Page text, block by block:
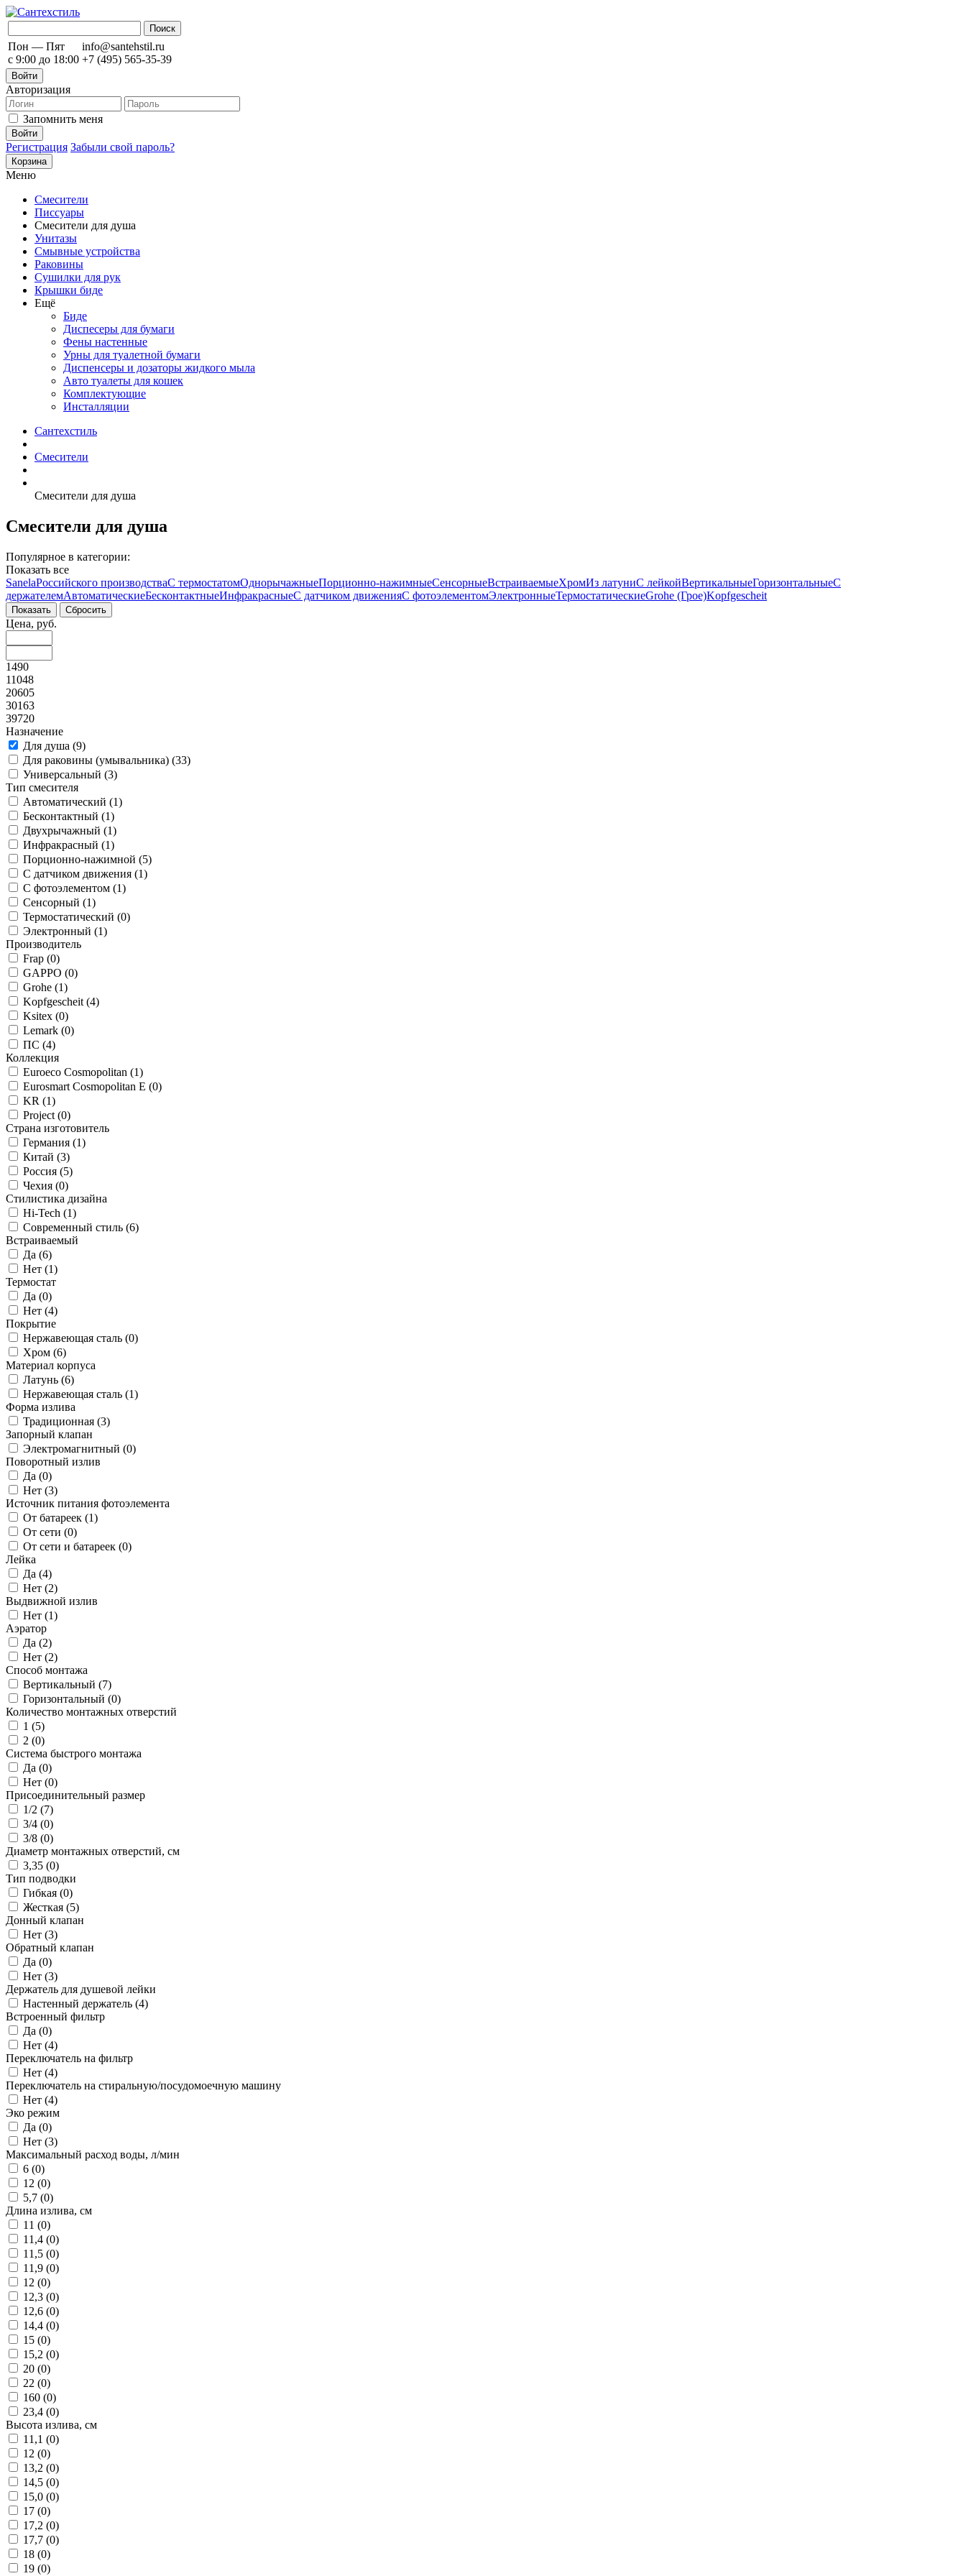
Пон — Пят
с 9:00 до 18:00
info@santehstil.ru
+7 (495) 565-35-39
Войти
Авторизация
Запомнить меня
Регистрация Забыли свой пароль?
Корзина
Меню
Смесители
Писсуары
Смесители для душа
Унитазы
Смывные устройства
Раковины
Сушилки для рук
Крышки биде
Ещё
Биде
Диспесеры для бумаги
Фены настенные
Урны для туалетной бумаги
Диспенсеры и дозаторы жидкого мыла
Авто туалеты для кошек
Комплектующие
Инсталляции
Сантехстиль
Смесители
Смесители для душа
Смесители для душа
Популярное в категории:
Показать все
SanelaРоссийского производстваС термостатомОднорычажныеПорционно-нажимныеСенсорныеВстраиваемыеХромИз латуниС лейкойВертикальныеГоризонтальныеС
держателемАвтоматическиеБесконтактныеИнфракрасныеС датчиком движенияС фотоэлементомЭлектронныеТермостатическиеGrohe (Грое)Kopfgescheit
Цена, руб.
1490
11048
20605
30163
39720
Назначение
Для душа (9)
Для раковины (умывальника) (33)
Универсальный (3)
Тип смесителя
Автоматический (1)
Бесконтактный (1)
Двухрычажный (1)
Инфракрасный (1)
Порционно-нажимной (5)
С датчиком движения (1)
С фотоэлементом (1)
Сенсорный (1)
Термостатический (0)
Электронный (1)
Производитель
Frap (0)
GAPPO (0)
Grohe (1)
Kopfgescheit (4)
Ksitex (0)
Lemark (0)
ПС (4)
Коллекция
Euroeco Cosmopolitan (1)
Eurosmart Cosmopolitan E (0)
KR (1)
Project (0)
Страна изготовитель
Германия (1)
Китай (3)
Россия (5)
Чехия (0)
Стилистика дизайна
Hi-Tech (1)
Современный стиль (6)
Встраиваемый
Да (6)
Нет (1)
Термостат
Да (0)
Нет (4)
Покрытие
Нержавеющая сталь (0)
Хром (6)
Материал корпуса
Латунь (6)
Нержавеющая сталь (1)
Форма излива
Традиционная (3)
Запорный клапан
Электромагнитный (0)
Поворотный излив
Да (0)
Нет (3)
Источник питания фотоэлемента
От батареек (1)
От сети (0)
От сети и батареек (0)
Лейка
Да (4)
Нет (2)
Выдвижной излив
Нет (1)
Аэратор
Да (2)
Нет (2)
Способ монтажа
Вертикальный (7)
Горизонтальный (0)
Количество монтажных отверстий
1 (5)
2 (0)
Система быстрого монтажа
Да (0)
Нет (0)
Присоединительный размер
1/2 (7)
3/4 (0)
3/8 (0)
Диаметр монтажных отверстий, см
3,35 (0)
Тип подводки
Гибкая (0)
Жесткая (5)
Донный клапан
Нет (3)
Обратный клапан
Да (0)
Нет (3)
Держатель для душевой лейки
Настенный держатель (4)
Встроенный фильтр
Да (0)
Нет (4)
Переключатель на фильтр
Нет (4)
Переключатель на стиральную/посудомоечную машину
Нет (4)
Эко режим
Да (0)
Нет (3)
Максимальный расход воды, л/мин
6 (0)
12 (0)
5,7 (0)
Длина излива, см
11 (0)
11,4 (0)
11,5 (0)
11,9 (0)
12 (0)
12,3 (0)
12,6 (0)
14,4 (0)
15 (0)
15,2 (0)
20 (0)
22 (0)
160 (0)
23,4 (0)
Высота излива, см
11,1 (0)
12 (0)
13,2 (0)
14,5 (0)
15,0 (0)
17 (0)
17,2 (0)
17,7 (0)
18 (0)
19 (0)